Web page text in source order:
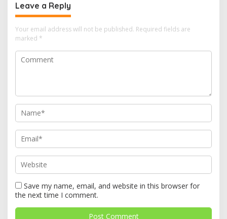
Leave a Reply
Your email address will not be published. Required fields are
marked *
Save my name, email, and website in this browser for
the next time I comment.